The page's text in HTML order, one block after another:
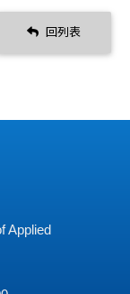
回列表
Applied